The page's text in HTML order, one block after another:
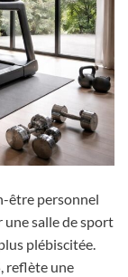
être personnel
une salle de sport
plébiscitée.
reflète une